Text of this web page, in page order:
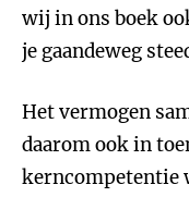
wij in ons boek
je gaandeweg
Het vermogen
daarom ook in
kerncompetentie